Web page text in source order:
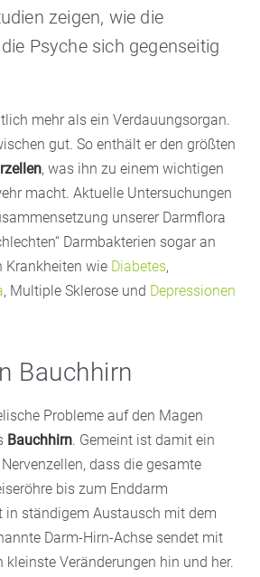
zeigen, wie die
Psyche sich gegenseitig
mehr als ein Verdauungsorgan.
gut. So enthält er den größten
, was ihn zu einem wichtigen
macht. Aktuelle Untersuchungen
unserer Darmflora
Darmbakterien sogar an
Krankheiten wie Diabetes,
, Multiple Sklerose und Depressionen
Bauchhirn
Probleme auf den Magen
Bauchhirn. Gemeint ist damit ein
dass die gesamte
bis zum Enddarm
in ständigem Austausch mit dem
Darm-Hirn-Achse sendet mit
Veränderungen hin und her.